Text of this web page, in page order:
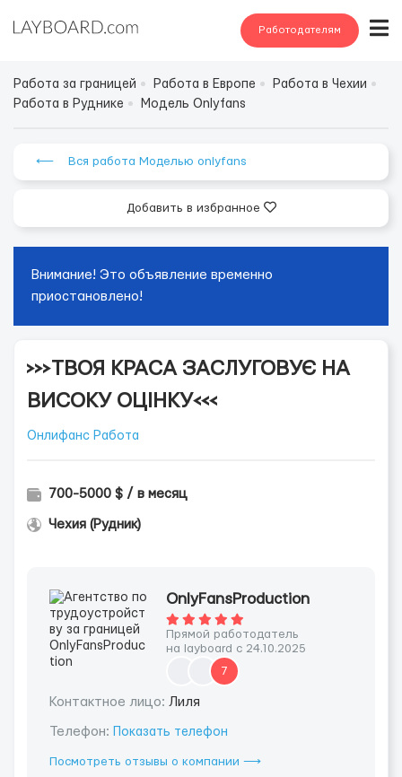
Работодателям
Работа за границей Работа в Европе
Работа в Чехии
Работа в Руднике
Модель Onlyfans
⟵ Вся работа Моделью onlyfans
Добавить в избранное
Внимание! Это объявление временно
приостановлено!
>>>ТВОЯ КРАСА ЗАСЛУГОВУЄ НА
ВИСОКУ ОЦІНКУ<<<
Онлифанс Работа
700-5000 $ / в месяц
Чехия (Рудник)
OnlyFansProduction
Прямой работодатель
на layboard с 24.10.2025
7
Контактное лицо: Лиля
Телефон: Показать телефон
Посмотреть отзывы о компании ⟶